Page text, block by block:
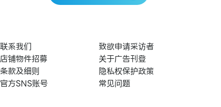
联系我们
致欲申请采访者
店铺物件招募
关于广告刊登
条款及细则
隐私权保护政策
官方SNS账号
常见问题